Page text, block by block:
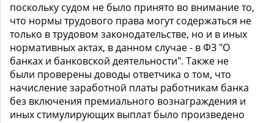
поскольку судом не было принято во внимание то,
что нормы трудового права могут содержаться не
только в трудовом законодательстве, но и в иных
нормативных актах, в данном случае - в ФЗ "О
банках и банковской деятельности". Также не
были проверены доводы ответчика о том, что
начисление заработной платы работникам банка
без включения премиального вознаграждения и
иных стимулирующих выплат было произведено